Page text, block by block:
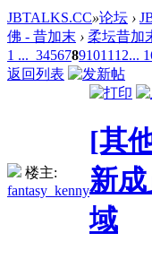
JBTALKS.CC»论坛 ›
佛 - 昔加末 › 柔坛昔加
1 ... 34567891011 12...
返回列表
楼主:
fantasy_kenny
[其
新
域